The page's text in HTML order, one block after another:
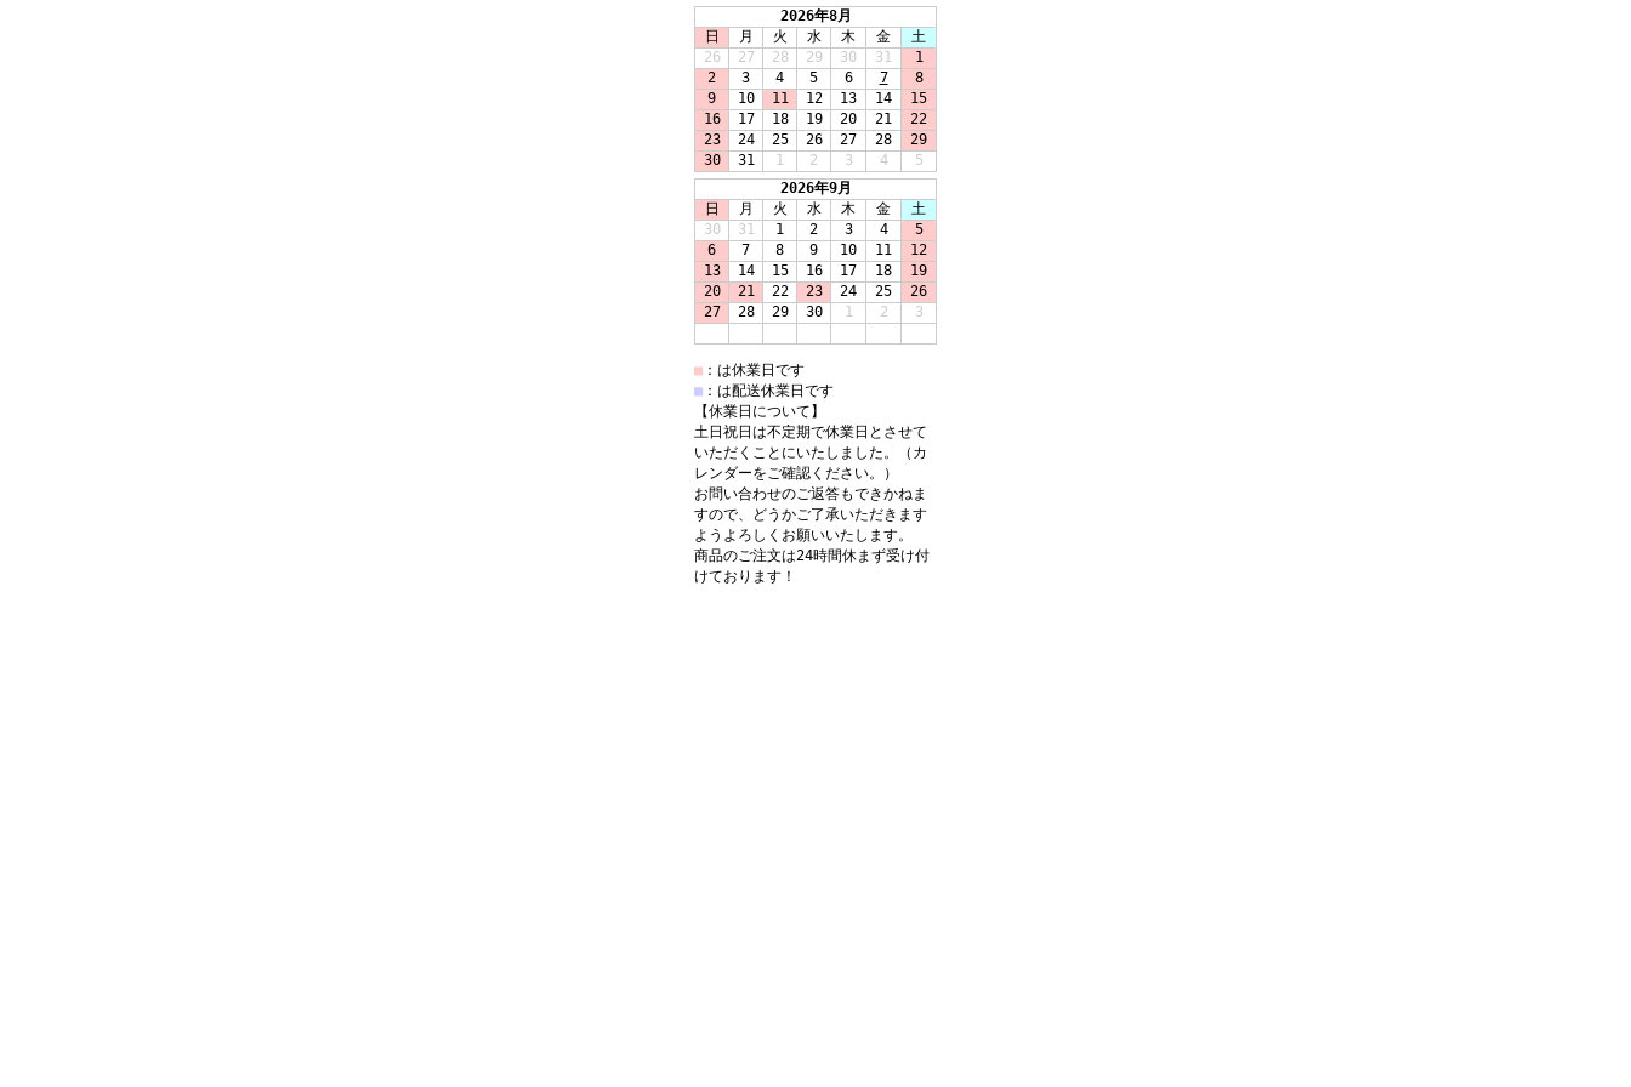
2026年8月
日
月 火 水 木 金
土
26
27 28 29 30 31
1
2
3 4 5 6 7
8
9
10 11 12 13 14
15
16
17 18 19 20 21
22
23
24 25 26 27 28
29
30
31 1 2 3 4
5
2026年9月
日
月 火 水 木 金
土
30
31 1 2 3 4
5
6
7 8 9 10 11
12
13
14 15 16 17 18
19
20
21 22 23 24 25
26
27
28 29 30 1 2 3
■ ：は休業日です
■ ：は配送休業日です
【休業日について】
土日祝日は不定期で休業日とさせて
いただくことにいたしました。（カ
レンダーをご確認ください。）
お問い合わせのご返答もできかねま
すので、どうかご了承いただきます
ようよろしくお願いいたします。
商品のご注文は24時間休まず受け付
けております！